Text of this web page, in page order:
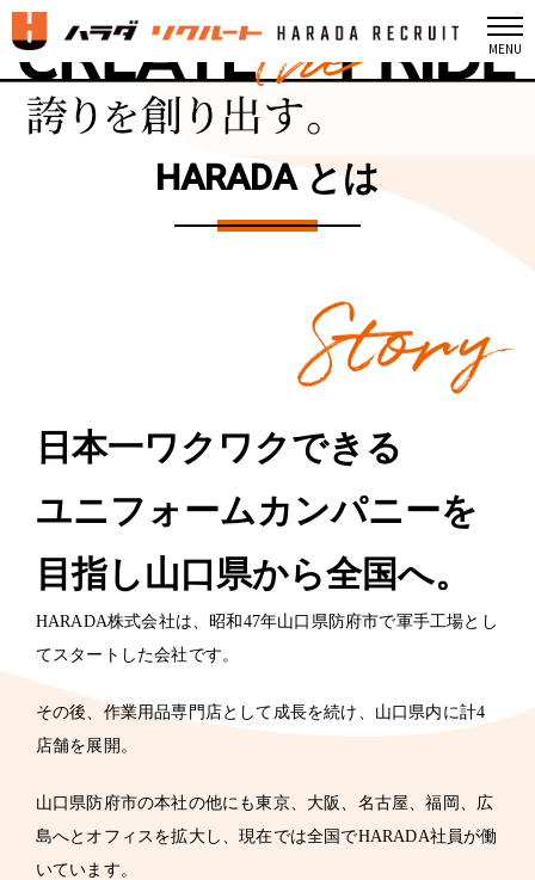
MENU
HARADA とは
日本一ワクワクできる
ユニフォームカンパニーを
目指し山口県から全国へ。
HARADA株式会社は、昭和47年山口県防府市で軍手工場とし
てスタートした会社です。
その後、作業用品専門店として成長を続け、山口県内に計4
店舗を展開。
山口県防府市の本社の他にも東京、大阪、名古屋、福岡、広
島へとオフィスを拡大し、現在では全国でHARADA社員が働
いています。